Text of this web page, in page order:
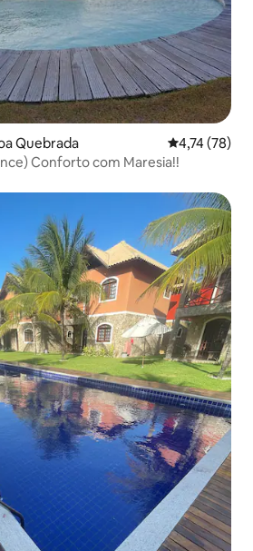
Quebrada Gemiddelde
4,74 (78)
Conforto com Maresia!!